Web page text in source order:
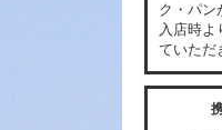
ク・パン
入店時よ
ていただ